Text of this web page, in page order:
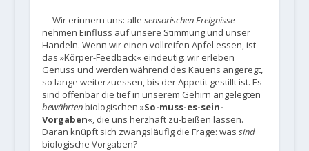
Wir erinnern uns: alle sensorischen Ereignisse
nehmen Einfluss auf unsere Stimmung und unser
Handeln. Wenn wir einen vollreifen Apfel essen, ist
das »Körper-Feedback« eindeutig: wir erleben
Genuss und werden während des Kauens angeregt,
so lange weiterzuessen, bis der Appetit gestillt ist. Es
sind offenbar die tief in unserem Gehirn angelegten
bewährtenbiologischen »So-muss-es-sein-
Vorgaben«, die uns herzhaft zu-beißen lassen.
Daran knüpft sich zwangsläufig die Frage: was sind
biologische Vorgaben?